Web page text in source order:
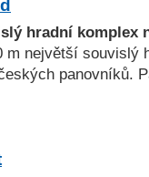
hradní komplex
m největší souvislý
panovníků.